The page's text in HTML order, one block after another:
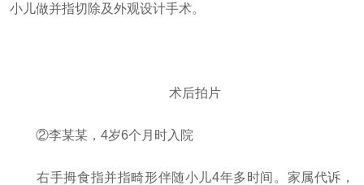
小儿做并指切除及外观设计手术。
术后拍片
②李某某，4岁6个月时入院
右手拇食指并指畸形伴随小儿4年多时间。家属代诉，